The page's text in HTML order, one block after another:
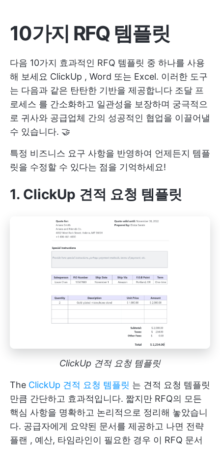
10가지 RFQ 템플릿
다음 10가지 효과적인 RFQ 템플릿 중 하나를 사용
해 보세요 ClickUp , Word 또는 Excel. 이러한 도구
는 다음과 같은 탄탄한 기반을 제공합니다 조달 프
로세스 를 간소화하고 일관성을 보장하며 궁극적으
로 귀사와 공급업체 간의 성공적인 협업을 이끌어낼
수 있습니다. 🤝
특정 비즈니스 요구 사항을 반영하여 언제든지 템플
릿을 수정할 수 있다는 점을 기억하세요!
1. ClickUp 견적 요청 템플릿
ClickUp 견적 요청 템플릿
The ClickUp 견적 요청 템플릿 는 견적 요청 템플릿
만큼 간단하고 효과적입니다. 짧지만 RFQ의 모든
핵심 사항을 명확하고 논리적으로 정리해 놓았습니
다. 공급자에게 요약된 문서를 제공하고 나면 전략
플랜 , 예산, 타임라인이 필요한 경우 이 RFQ 문서